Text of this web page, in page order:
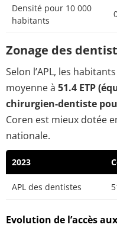
Densité pour 10 000
habitants
Zonage des
Selon l’APL, les
moyenne à 51.4 ETP
chirurgien-dentiste
Coren est mieux dotée
nationale.
2023
APL des dentistes
Evolution de l’accès